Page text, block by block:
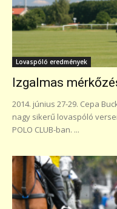
Lovaspóló eredmények
Izgalmas
2014. június 27-29. Cepa
nagy sikerű lovaspóló
POLO CLUB-ban. ...